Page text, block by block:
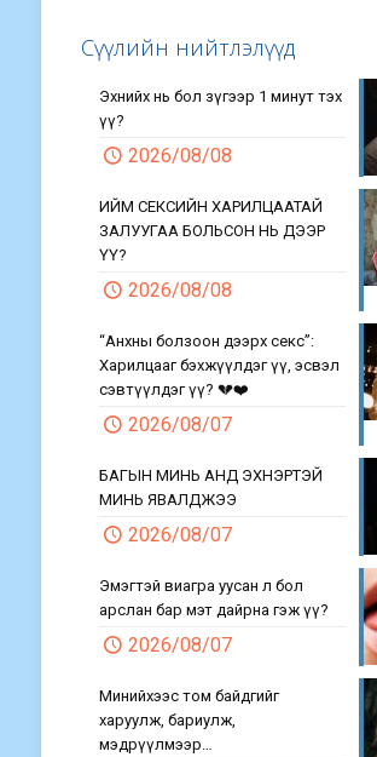
Сүүлийн нийтлэлүүд
Эхнийх нь бол зүгээр 1 минут тэх
үү?
2026/08/08
ИЙМ СЕКСИЙН ХАРИЛЦААТАЙ
ЗАЛУУГАА БОЛЬСОН НЬ ДЭЭР
ҮҮ?
2026/08/08
“Анхны болзоон дээрх секс”:
Харилцааг бэхжүүлдэг үү, эсвэл
сэвтүүлдэг үү? 💔❤️
2026/08/07
БАГЫН МИНЬ АНД ЭХНЭРТЭЙ
МИНЬ ЯВАЛДЖЭЭ
2026/08/07
Эмэгтэй виагра уусан л бол
арслан бар мэт дайрна гэж үү?
2026/08/07
Минийхээс том байдгийг
харуулж, бариулж,
мэдрүүлмээр…